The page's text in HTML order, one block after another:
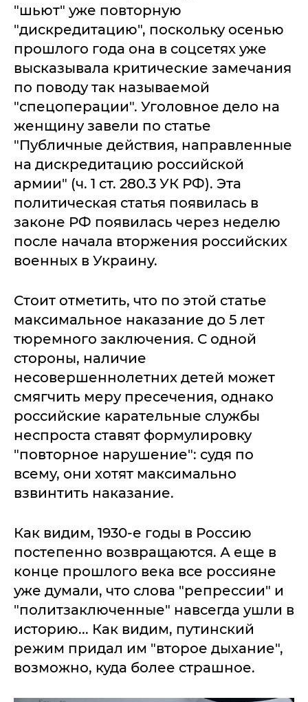
"шьют" уже повторную
"дискредитацию", поскольку осенью
прошлого года она в соцсетях уже
высказывала критические замечания
по поводу так называемой
"спецоперации". Уголовное дело на
женщину завели по статье
"Публичные действия, направленные
на дискредитацию российской
армии" (ч. 1 ст. 280.3 УК РФ). Эта
политическая статья появилась в
законе РФ появилась через неделю
после начала вторжения российских
военных в Украину.
Стоит отметить, что по этой статье
максимальное наказание до 5 лет
тюремного заключения. С одной
стороны, наличие
несовершеннолетних детей может
смягчить меру пресечения, однако
российские карательные службы
неспроста ставят формулировку
"повторное нарушение": судя по
всему, они хотят максимально
взвинтить наказание.
Как видим, 1930-е годы в Россию
постепенно возвращаются. А еще в
конце прошлого века все россияне
уже думали, что слова "репрессии" и
"политзаключенные" навсегда ушли в
историю... Как видим, путинский
режим придал им "второе дыхание",
возможно, куда более страшное.